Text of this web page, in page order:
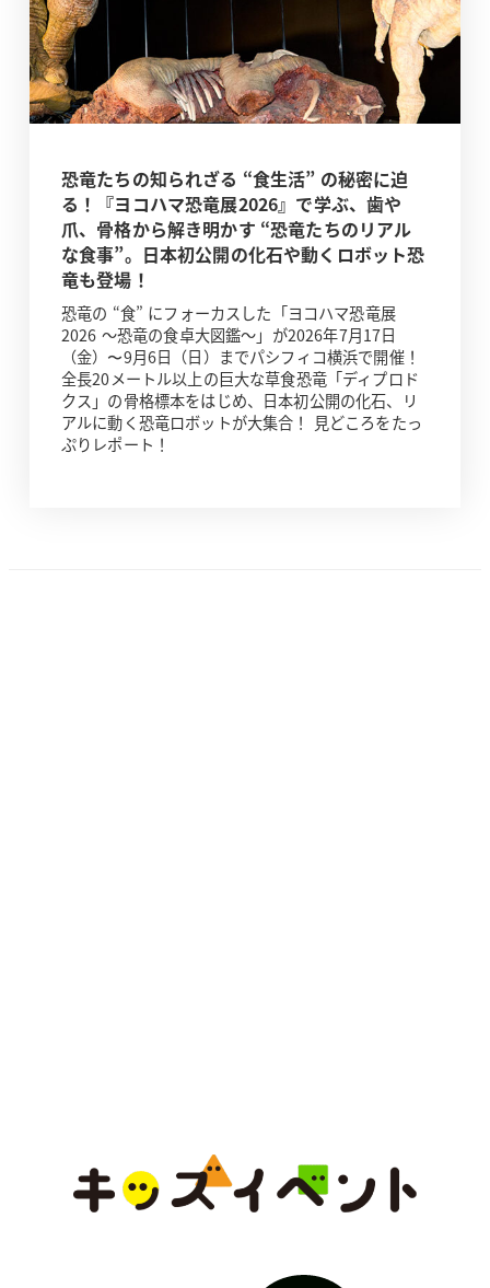
恐竜たちの知られざる “食生活” の秘密に迫
る！『ヨコハマ恐竜展2026』で学ぶ、歯や
爪、骨格から解き明かす “恐竜たちのリアル
な食事”。日本初公開の化石や動くロボット恐
竜も登場！
恐竜の “食” にフォーカスした「ヨコハマ恐竜展
2026 ～恐竜の食卓大図鑑～」が2026年7月17日
（金）〜9月6日（日）までパシフィコ横浜で開催！
全長20メートル以上の巨大な草食恐竜「ディプロド
クス」の骨格標本をはじめ、日本初公開の化石、リ
アルに動く恐竜ロボットが大集合！ 見どころをたっ
ぷりレポート！